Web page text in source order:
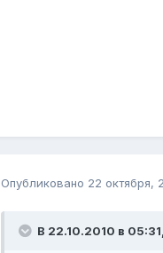
Опубликовано 22 октября,
В 22.10.2010 в